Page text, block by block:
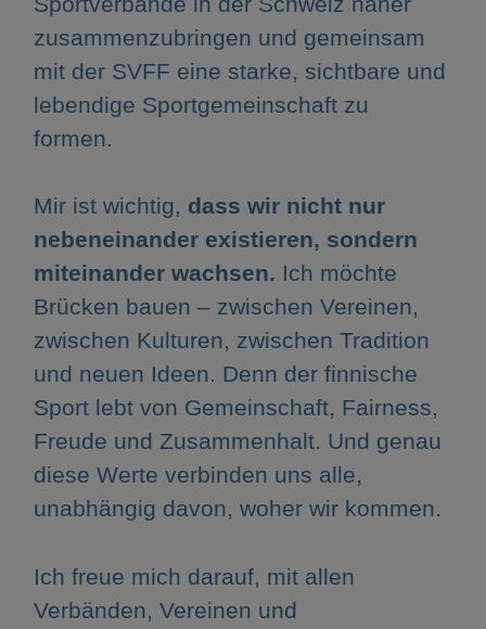
zusammenzubringen und gemeinsam
mit der SVFF eine starke, sichtbare und
lebendige Sportgemeinschaft zu
formen.
Mir ist wichtig, dass wir nicht nur
nebeneinander existieren, sondern
miteinander wachsen. Ich möchte
Brücken bauen – zwischen Vereinen,
zwischen Kulturen, zwischen Tradition
und neuen Ideen. Denn der finnische
Sport lebt von Gemeinschaft, Fairness,
Freude und Zusammenhalt. Und genau
diese Werte verbinden uns alle,
unabhängig davon, woher wir kommen.
Ich freue mich darauf, mit allen
Verbänden, Vereinen und